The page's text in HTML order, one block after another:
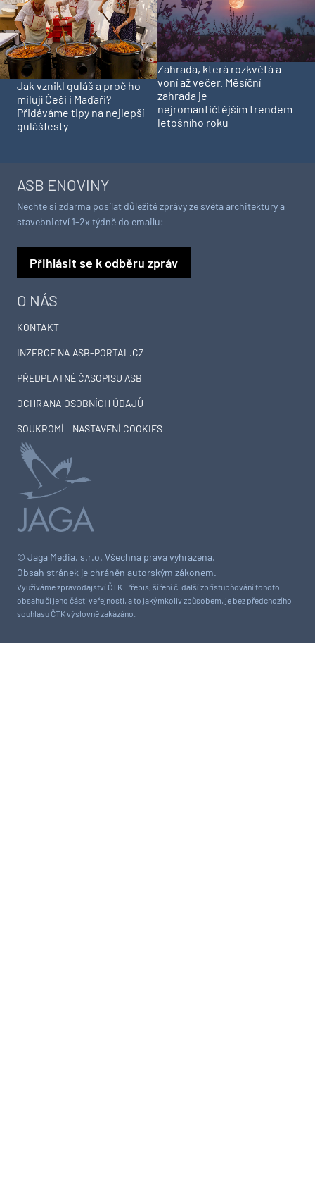
Jak vznikl guláš a proč ho
milují Češi i Maďaři?
Přidáváme tipy na nejlepší
gulášfesty
Zahrada, která rozkvétá a
voní až večer. Měsíční
zahrada je
nejromantičtějším trendem
letošního roku
© Jaga Media, s.r.o. Všechna práva vyhrazena.
Obsah stránek je chráněn autorským zákonem.
Využíváme zpravodajství ČTK. Přepis, šíření či další zpřístupňování tohoto
obsahu či jeho části veřejnosti, a to jakýmkoliv způsobem, je bez předchozího
souhlasu ČTK výslovně zakázáno.
O NÁS
KONTAKT
INZERCE NA ASB-PORTAL.CZ
PŘEDPLATNÉ ČASOPISU ASB
OCHRANA OSOBNÍCH ÚDAJŮ
SOUKROMÍ – NASTAVENÍ COOKIES
ASB ENOVINY
Nechte si zdarma posílat důležité zprávy ze světa architektury a
stavebnictví 1-2x týdně do emailu:
Přihlásit se k odběru zpráv